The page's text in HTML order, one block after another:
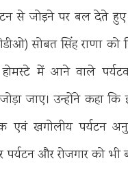
से जोड़ने पर बल देते हुए
सोबत सिंह राणा
में आने वाले
जाए। उन्होंने कहा
एवं खगोलीय पर्यटन
पर्यटन और रोजगार को भी